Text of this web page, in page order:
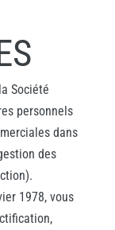
Société
personnels
dans
des
1978, vous